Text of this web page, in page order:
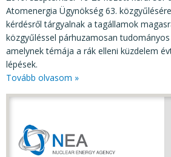
Atomenergia Ügynökség 63.
kérdésről tárgyalnak a tagállamok
közgyűléssel párhuzamosan
amelynek témája a rák elleni küzdelem
lépések.
Tovább olvasom »